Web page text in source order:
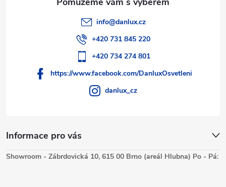
Informace pro vás
info@danlux.cz
+420 731 845 220
+420 734 274 801
https://www.facebook.com/DanluxOsvetleni
danlux_cz
Showroom - Zábrdovická 10, 615 00 Brno (areál Hlubna) Po - Pá: